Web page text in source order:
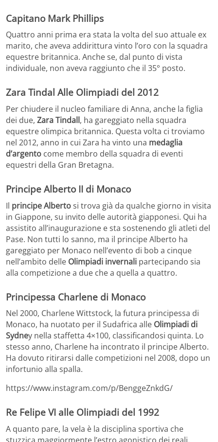
Capitano Mark Phillips
Quattro anni prima era stata la volta del suo attuale ex
marito, che aveva addirittura vinto l’oro con la squadra
equestre britannica. Anche se, dal punto di vista
individuale, non aveva raggiunto che il 35° posto.
Zara Tindal Alle Olimpiadi del 2012
Per chiudere il nucleo familiare di Anna, anche la figlia
dei due, Zara Tindall, ha gareggiato nella squadra
equestre olimpica britannica. Questa volta ci troviamo
nel 2012, anno in cui Zara ha vinto una medaglia
d’argento come membro della squadra di eventi
equestri della Gran Bretagna.
Principe Alberto II di Monaco
Il principe Albertosi trova già da qualche giorno in visita
in Giappone, su invito delle autorità giapponesi. Qui ha
assistito all’inaugurazione e sta sostenendo gli atleti del
Pase. Non tutti lo sanno, ma il principe Alberto ha
gareggiato per Monaco nell’evento di bob a cinque
nell’ambito delle Olimpiadi invernali partecipando sia
alla competizione a due che a quella a quattro.
Principessa Charlene di Monaco
Nel 2000, Charlene Wittstock, la futura principessa di
Monaco, ha nuotato per il Sudafrica alle Olimpiadi di
Sydney nella staffetta 4×100, classificandosi quinta. Lo
stesso anno, Charlene ha incontrato il principe Alberto.
Ha dovuto ritirarsi dalle competizioni nel 2008, dopo un
infortunio alla spalla.
https://www.instagram.com/p/BenggeZnkdG/
Re Felipe VI alle Olimpiadi del 1992
A quanto pare, la vela è la disciplina sportiva che